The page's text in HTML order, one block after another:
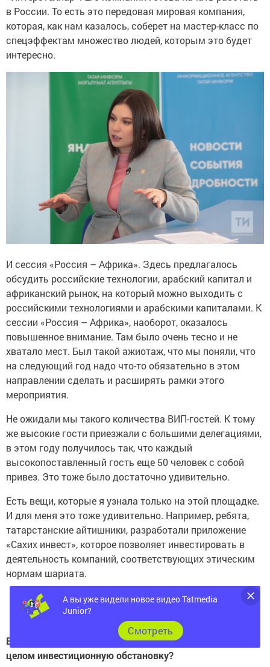
в России. То есть это передовая мировая компания,
которая, как нам казалось, соберет на мастер-класс по
спецэффектам множество людей, которым это будет
интересно.
И сессия «Россия – Африка». Здесь предлагалось
обсудить российские технологии, арабский капитал и
африканский рынок, на который можно выходить с
российскими технологиями и арабскими капиталами. К
сессии «Россия – Африка», наоборот, оказалось
повышенное внимание. Там было очень тесно и не
хватало мест. Был такой ажиотаж, что мы поняли, что
на следующий год надо что-то обязательно в этом
направлении сделать и расширять рамки этого
мероприятия.
Не ожидали мы такого количества ВИП-гостей. К тому
же высокие гости приезжали с большими делегациями,
в этом году получилось так, что каждый
высокопоставленный гость еще 50 человек с собой
привез. Это тоже было достаточно удивительно.
Есть вещи, которые я узнала только на этой площадке.
И для меня это тоже удивительно. Например, ребята,
татарстанские айтишники, разработали приложение
«Сахих инвест», которое позволяет инвестировать в
деятельность компаний, соответствующих этическим
нормам шариата.
Инвестиции будут не ниже
прошлого года
Если отойти от
azanSummit, как вы оцениваете в
целом инвестиционную обстановку?
А вы уже видели новое видео Tatmedia
Junior?
Cмотреть